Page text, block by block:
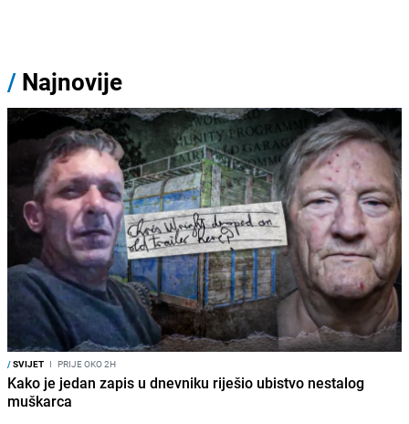
/ Najnovije
/SVIJET I PRIJE OKO 2H
Kako je jedan zapis u dnevniku riješio ubistvo nestalog
muškarca